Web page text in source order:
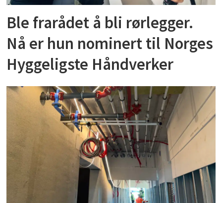
Ble frarådet å bli rørlegger.
Nå er hun nominert til Norges
Hyggeligste Håndverker